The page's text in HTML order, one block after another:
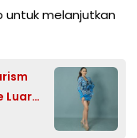
untuk melanjutkan
Luar